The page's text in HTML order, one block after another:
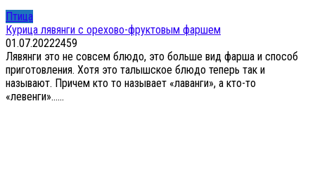
Птица
Курица лявянги с орехово-фруктовым фаршем
01.07.20222459
Лявянги это не совсем блюдо, это больше вид фарша и способ
приготовления. Хотя это талышское блюдо теперь так и
называют. Причем кто то называет «лаванги», а кто-то
«левенги»…...